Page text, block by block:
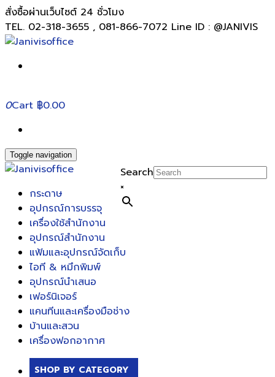
สั่งซื้อผ่านเว็บไซต์ 24 ชั่วโมง
TEL. 02-318-3655 , 081-866-7072 Line ID : @JANIVIS
0Cart ฿0.00
Toggle navigation
Search
×
กระดาษ
อุปกรณ์การบรรจุ
เครื่องใช้สำนักงาน
อุปกรณ์สำนักงาน
แฟ้มและอุปกรณ์จัดเก็บ
ไอที & หมึกพิมพ์
อุปกรณ์นำเสนอ
เฟอร์นิเจอร์
แคนทีนและเครื่องมือช่าง
บ้านและสวน
เครื่องฟอกอากาศ
SHOP BY CATEGORY